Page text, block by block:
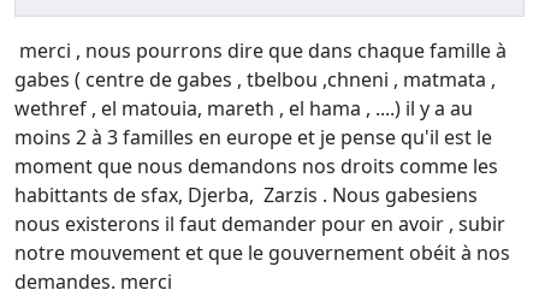
merci , nous pourrons dire que dans chaque famille à
gabes ( centre de gabes , tbelbou ,chneni , matmata ,
wethref , el matouia, mareth , el hama , ....) il y a au
moins 2 à 3 familles en europe et je pense qu'il est le
moment que nous demandons nos droits comme les
habittants de sfax, Djerba, Zarzis . Nous gabesiens
nous existerons il faut demander pour en avoir , subir
notre mouvement et que le gouvernement obéit à nos
demandes. merci